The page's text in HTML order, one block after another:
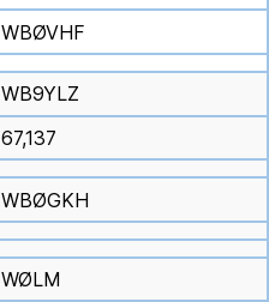
WBØVHF
WB9YLZ
67,137
WBØGKH
WØLM